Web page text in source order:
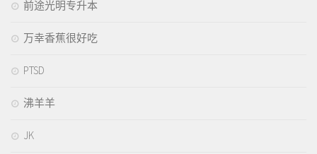
前途光明专升本
万幸香蕉很好吃
PTSD
沸羊羊
JK